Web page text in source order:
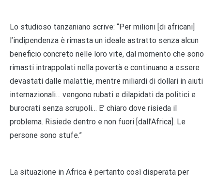
Lo studioso tanzaniano scrive: “Per milioni [di africani]
l’indipendenza è rimasta un ideale astratto senza alcun
beneficio concreto nelle loro vite, dal momento che sono
rimasti intrappolati nella povertà e continuano a essere
devastati dalle malattie, mentre miliardi di dollari in aiuti
internazionali… vengono rubati e dilapidati da politici e
burocrati senza scrupoli… E’ chiaro dove risieda il
problema. Risiede dentro e non fuori [dall’Africa]. Le
persone sono stufe.”
La situazione in Africa è pertanto così disperata per